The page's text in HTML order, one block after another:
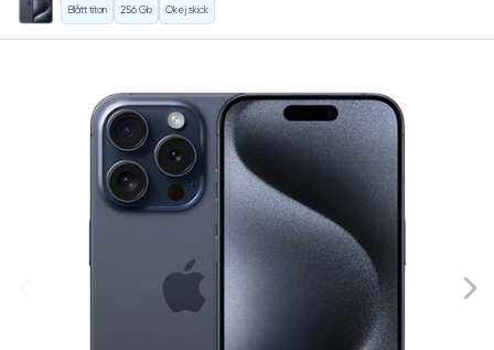
Blått titan 256 Gb Okej skick